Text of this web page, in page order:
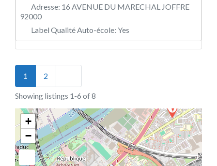
Adresse: 16 AVENUE DU MARECHAL JOFFRE
92000
Label Qualité Auto-école: Yes
Posts navigation
1 2
Showing listings 1-6 of 8
+
−